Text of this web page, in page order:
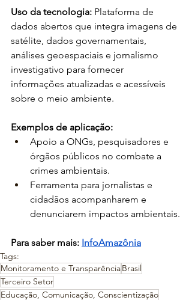
Uso da tecnologia: Plataforma de
dados abertos que integra imagens de
satélite, dados governamentais,
análises geoespaciais e jornalismo
investigativo para fornecer
informações atualizadas e acessíveis
sobre o meio ambiente.
Exemplos de aplicação:
Apoio a ONGs, pesquisadores e
órgãos públicos no combate a
crimes ambientais.
Ferramenta para jornalistas e
cidadãos acompanharem e
denunciarem impactos ambientais.
Para saber mais: InfoAmazônia
Tags:
Monitoramento e TransparênciaBrasil
Terceiro Setor
Educação, Comunicação, Conscientização